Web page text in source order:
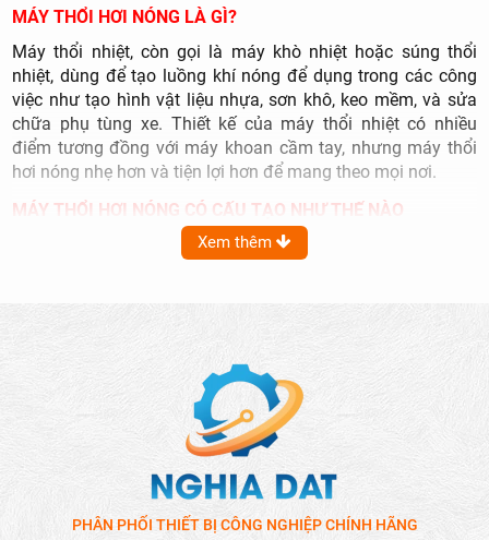
MÁY THỔI HƠI NÓNG LÀ GÌ?
Máy thổi nhiệt, còn gọi là máy khò nhiệt hoặc súng thổi
nhiệt, dùng để tạo luồng khí nóng để dụng trong các công
việc như tạo hình vật liệu nhựa, sơn khô, keo mềm, và sửa
chữa phụ tùng xe. Thiết kế của máy thổi nhiệt có nhiều
điểm tương đồng với máy khoan cầm tay, nhưng máy thổi
hơi nóng nhẹ hơn và tiện lợi hơn để mang theo mọi nơi.
MÁY THỔI HƠI NÓNG CÓ CẤU TẠO NHƯ THẾ NÀO
Máy thổi hơi nóng có cấu tạo gồm hai phần chính: phần
ống thổi được chế tạo với các dây nối đảm bảo sự chắc
chắn và tăng độ bền của sản phẩm.
Cánh quạt: nhiệm vụ thổi và cung cấp luồng không khí
Động cơ: Bên trong motor máy được thiết kế với chổi than
và roto cung cấp nguồn điện cho hoạt động của máy.
Công tắc điều chỉnh nhiệt độ: Tùy thuộc vào từng thiết kế
Xem thêm
PHÂN PHỐI THIẾT BỊ CÔNG NGHIỆP CHÍNH HÃNG